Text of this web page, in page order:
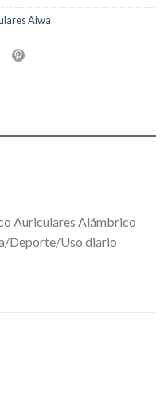
Aiwa
Auriculares Alámbrico
Deporte/Uso diario